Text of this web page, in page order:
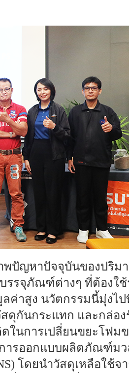
าพปัญหาปัจจุบันของปริม
รรจุภัณฑ์ต่างๆ ที่ต้องใช้
ค่าสูง นวัตกรรมนี้มุ่งไ
สดุกันกระแทก และกล่อ
ในการเปลี่ยนขยะโฟม
ารออกแบบผลิตภัณฑ์มว
โดยนำวัสดุเหลือใช้จ